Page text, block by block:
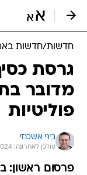
חדשות/חדשות
גרסת
מדובר
פוליטיות
ביני אשכנזי
עודכן לאחרונה: 29.2.2024 / 20:24
פרסום ראשון: